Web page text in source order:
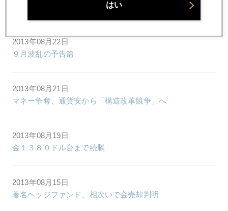
ドイツ総選挙 ギリシャ問題が蒸し返される
2013年08月22日
９月波乱の予告篇
2013年08月21日
マネー争奪、通貨安から「構造改革競争」へ
2013年08月19日
金１３８０ドル台まで続騰
2013年08月15日
著名ヘッジファンド、相次いで金売却判明
はい